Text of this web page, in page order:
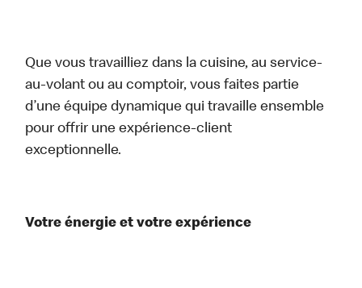
Que vous travailliez dans la cuisine, au service-
au-volant ou au comptoir, vous faites partie
d’une équipe dynamique qui travaille ensemble
pour offrir une expérience-client
exceptionnelle.
Votre énergie et votre expérience